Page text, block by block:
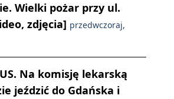
Wielki pożar przy ul.
zdjęcia] przedwczoraj,
Na komisję lekarską
jeździć do Gdańska i